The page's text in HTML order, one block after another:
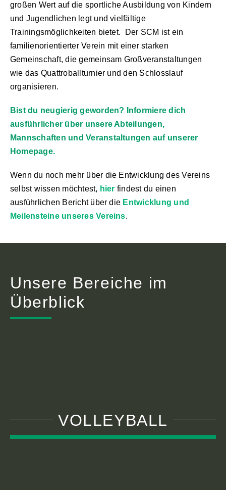
großen Wert auf die sportliche Ausbildung von Kindern
und Jugendlichen legt und vielfältige
Trainingsmöglichkeiten bietet. Der SCM ist ein
familienorientierter Verein mit einer starken
Gemeinschaft, die gemeinsam Großveranstaltungen
wie das Quattroballturnier und den Schlosslauf
organisieren.
Bist du neugierig geworden? Informiere dich
ausführlicher über unsere Abteilungen,
Mannschaften und Veranstaltungen auf unserer
Homepage.
Wenn du noch mehr über die Entwicklung des Vereins
selbst wissen möchtest, hier findest du einen
ausführlichen Bericht über die Entwicklung und
Meilensteine unseres Vereins.
Unsere Bereiche im
Überblick
VOLLEYBALL